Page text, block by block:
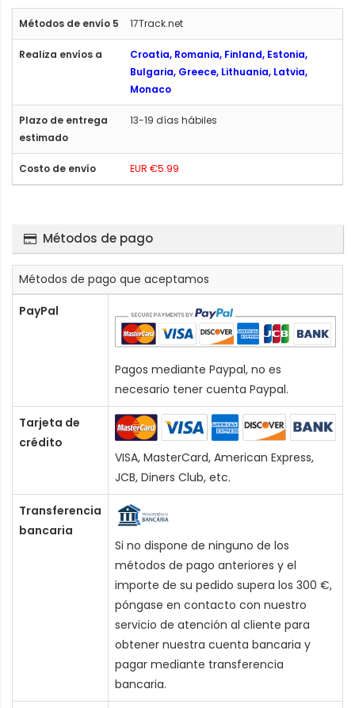
17Track.net
Croatia, Romania, Finland, Estonia,
Bulgaria, Greece, Lithuania, Latvia,
Monaco
13-19 días hábiles
EUR €5.99
Métodos de pago
Métodos de pago que aceptamos
PayPal
Pagos mediante Paypal, no es
necesario tener cuenta Paypal.
Tarjeta de
crédito
VISA, MasterCard, American Express,
JCB, Diners Club, etc.
Transferencia
bancaria
Si no dispone de ninguno de los
métodos de pago anteriores y el
importe de su pedido supera los 300 €,
póngase en contacto con nuestro
servicio de atención al cliente para
obtener nuestra cuenta bancaria y
pagar mediante transferencia
bancaria.